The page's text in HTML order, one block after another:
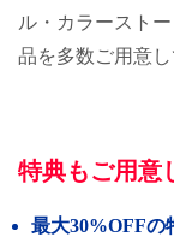
ル・カラースト
品を多数ご用意し
特典もご用意
最大30%OFFの